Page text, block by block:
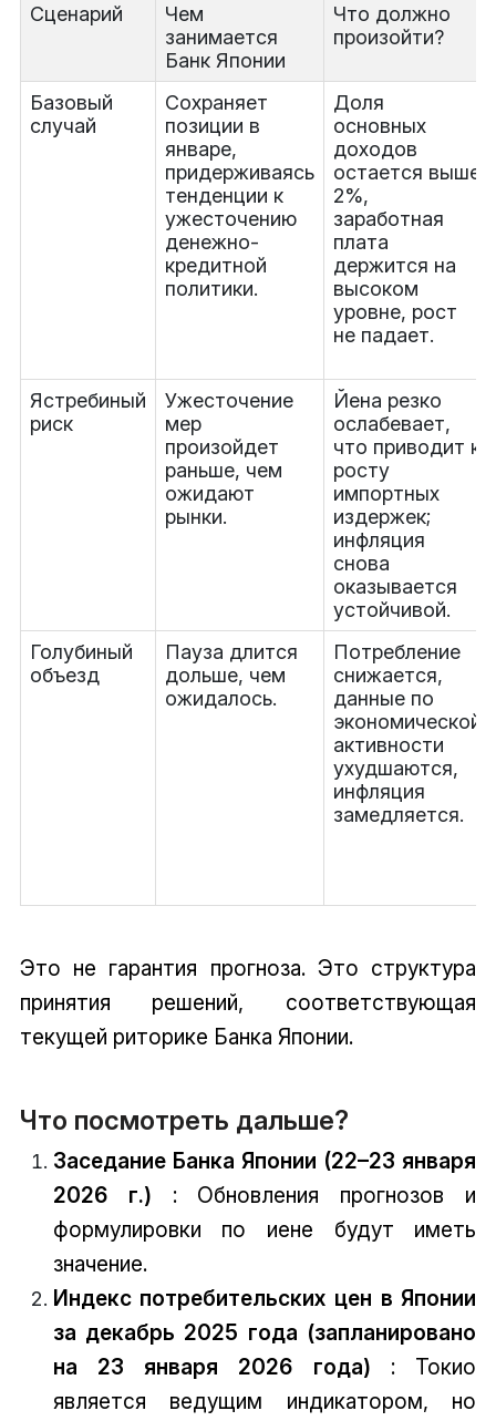
Сценарий
Чем
занимается
Банк Японии
Что должно
произойти?
Базовый
случай
Сохраняет
позиции в
январе,
придерживаясь
тенденции к
ужесточению
денежно-
кредитной
политики.
Доля
основных
доходов
остается выше
2%,
заработная
плата
держится на
высоком
уровне, рост
не падает.
Ястребиный
риск
Ужесточение
мер
произойдет
раньше, чем
ожидают
рынки.
Йена резко
ослабевает,
что приводит к
росту
импортных
издержек;
инфляция
снова
оказывается
устойчивой.
Голубиный
объезд
Пауза длится
дольше, чем
ожидалось.
Потребление
снижается,
данные по
экономической
активности
ухудшаются,
инфляция
замедляется.
Это не гарантия прогноза. Это структура
принятия решений, соответствующая
текущей риторике Банка Японии.
Что посмотреть дальше?
Заседание Банка Японии (22–23 января
2026 г.) : Обновления прогнозов и
формулировки по иене будут иметь
значение.
Индекс потребительских цен в Японии
за декабрь 2025 года (запланировано
на 23 января 2026 года) : Токио
является ведущим индикатором, но